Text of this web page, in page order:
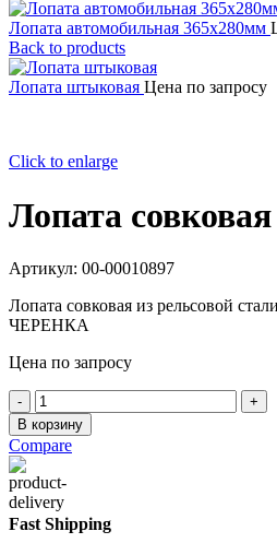
Лопата автомобильная 365х280мм
Back to products
Лопата штыковая Цена по запросу
Click to enlarge
Лопата совковая
Артикул: 00-00010897
Лопата совковая из рельсовой
ЧЕРЕНКА
Цена по запросу
Количество
товара
Лопата
совковая
В корзину
Compare
Fast Shipping